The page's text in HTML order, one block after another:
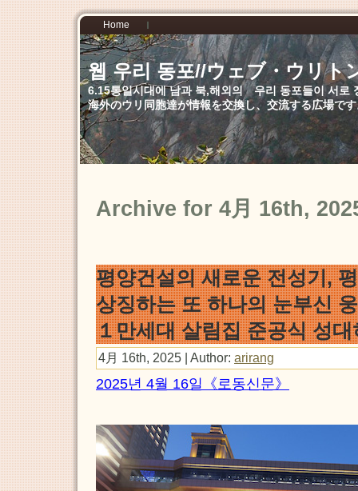
Home
웹 우리 동포//ウェブ・ウリト
6.15통일시대에 남과 북,해외의 우리 동포들이 서로
海外のウリ同胞達が情報を交換し、交流する広場で
Archive for 4月 16th,
평양건설의 새로운 전성기,
상징하는 또 하나의 눈부신
１만세대 살림집 준공식 성대
4月 16th, 2025 | Author: arirang
2025년 4월 16일《로동신문》